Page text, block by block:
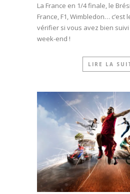
La France en 1/4 finale, le
France, F1, Wimbledon…
vérifier si vous avez bien
week-end !
LIRE LA